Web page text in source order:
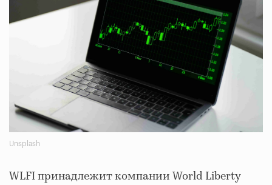
Unsplash
WLFI принадлежит компании World Liberty